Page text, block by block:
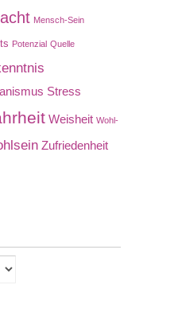
Mensch-Sein
Potenzial Quelle
Stress
Weisheit Wohl-
Zufriedenheit